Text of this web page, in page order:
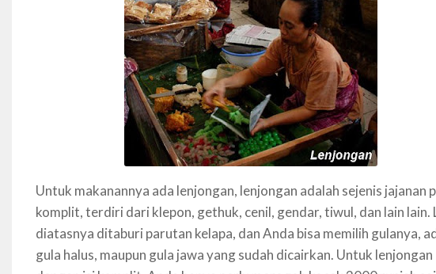
Untuk makanannya ada lenjongan, lenjongan adalah sejenis jajanan
komplit, terdiri dari klepon, gethuk, cenil, gendar, tiwul, dan lain lain.
diatasnya ditaburi parutan kelapa, dan Anda bisa memilih gulanya,
gula halus, maupun gula jawa yang sudah dicairkan. Untuk lenjongan